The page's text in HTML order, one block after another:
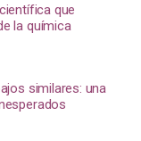
que
la química
similares: una